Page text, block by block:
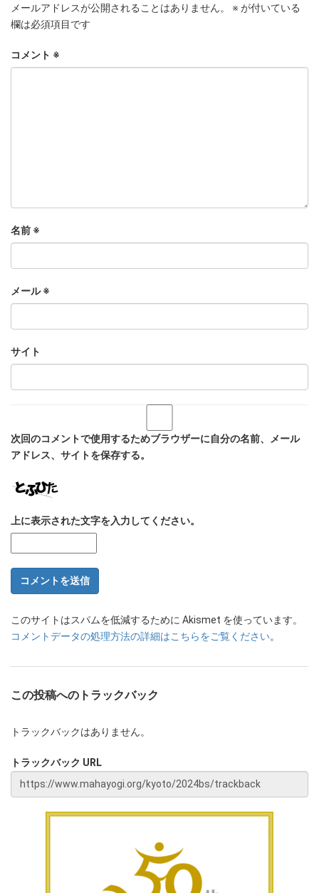
メールアドレスが公開されることはありません。 ※ が付いている
欄は必須項目です
コメント ※
名前 ※
メール※
サイト
次回のコメントで使用するためブラウザーに自分の名前、メール
アドレス、サイトを保存する。
上に表示された文字を入力してください。
このサイトはスパムを低減するために Akismet を使っています。
コメントデータの処理方法の詳細はこちらをご覧ください。
この投稿へのトラックバック
トラックバックはありません。
トラックバック URL